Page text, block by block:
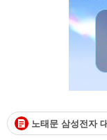
노태문 삼성전자